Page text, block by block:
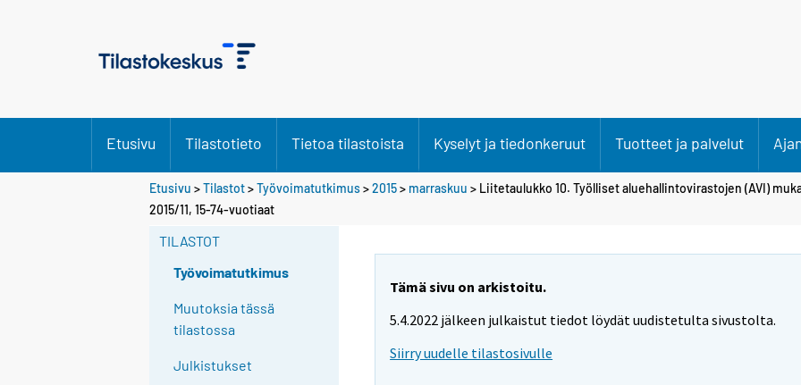
Etusivu Tilastotieto Tietoa tilastoista Kyselyt ja tiedonkeruut Tuotteet ja palvelut
Etusivu >Tilastot>Työvoimatutkimus>2015> marraskuu > Liitetaulukko 10. Työlliset aluehallintovirastojen (AVI)
2015/11, 15-74-vuotiaat
TILASTOT
Työvoimatutkimus
Muutoksia tässä
tilastossa
Julkistukset
Tämä sivu on arkistoitu.
5.4.2022 jälkeen julkaistut tiedot löydät uudistetulta sivustolta.
Siirry uudelle tilastosivulle